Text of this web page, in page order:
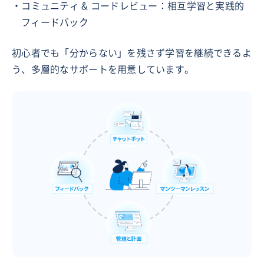
・コミュニティ & コードレビュー：相互学習と実践的
フィードバック
初心者でも「分からない」を残さず学習を継続できるよ
う、多層的なサポートを用意しています。